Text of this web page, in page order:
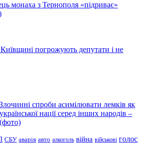
монаха з Тернополя «підриває»
погрожують депутати і не
спроби асимілювати лемків як
нації серед інших народів –
СБУ аварія авто алкоголь війна військові голос